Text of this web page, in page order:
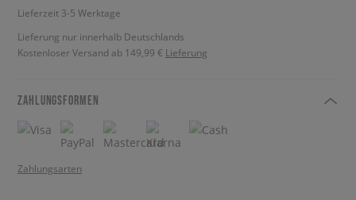
Lieferzeit 3-5 Werktage
Lieferung nur innerhalb Deutschlands
Kostenloser Versand ab 149,99 € Lieferung
ZAHLUNGSFORMEN
Zahlungsarten